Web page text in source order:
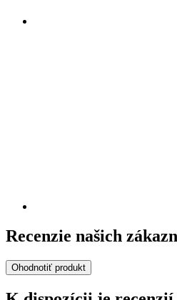
Recenzie našich
Ohodnotiť produkt